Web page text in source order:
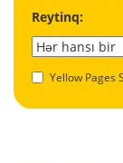
Reytinq:
Yellow Pages